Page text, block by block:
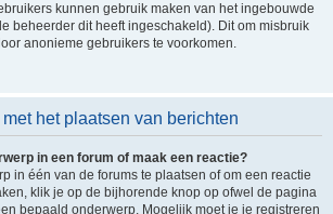
kunnen gebruik maken van het ingebouwde
beheerder dit heeft ingeschakeld). Dit om misbruik
anonieme gebruikers te voorkomen.
het plaatsen van berichten
in een forum of maak een reactie?
in één van de forums te plaatsen of om een reactie
klik je op de bijhorende knop op ofwel de pagina
bepaald onderwerp. Mogelijk moet je je registreren